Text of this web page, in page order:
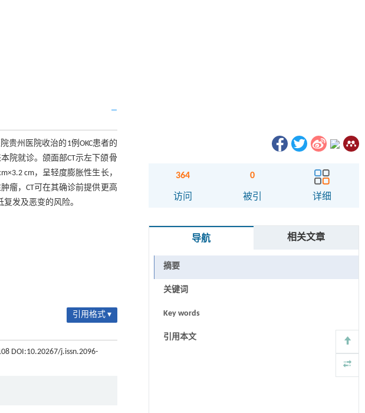
贵州医院收治的1例OKC患者的
院就诊。颌面部CT示左下颌骨
cm，呈轻度膨胀性生长，
瘤，CT可在其确诊前提供更高
发及恶变的风险。
引用格式 ▾
DOI:10.20267/j.issn.2096-
364
访问
0
被引 详细
导航 相关文章
摘要
关键词
Key words
引用本文